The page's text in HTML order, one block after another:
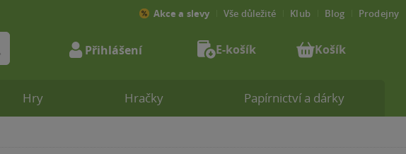
Hry Hračky Papírnictví a dárky
Akce a slevy Vše důležité Klub Blog Prodejny
Přihlášení E-košík Košík